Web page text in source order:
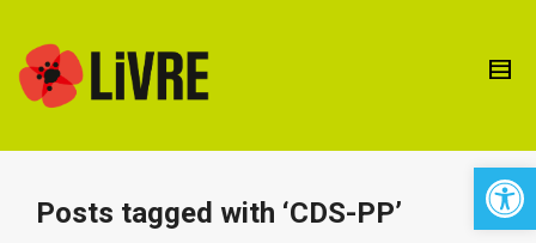
Posts tagged with ‘CDS-PP’